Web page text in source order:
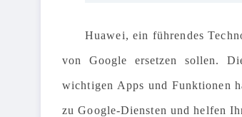
Huawei, ein führendes
von Google ersetzen sollen.
wichtigen Apps und Funktionen
zu Google-Diensten und helfen